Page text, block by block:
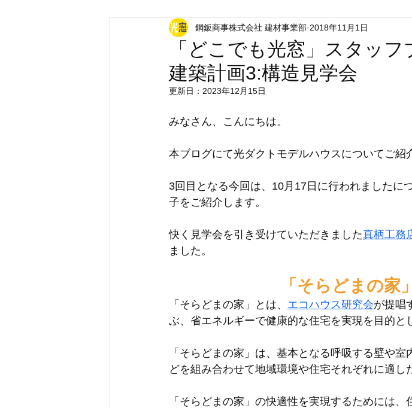
「どこでも光窓」スタッ
建築計画3:構造見学会
鋼鈑商事株式会社 建材事業部 2018年11月1日
更新日： 2023年12月15日
みなさん、こんにちは。
本ブログにて光ダクトモデルハウスについてご紹
3回目となる今回は、10月17日に行われましたに
子をご紹介します。
快く見学会を引き受けていただきました真柄工務
ました。
「そらどまの家
「そらどまの家」とは、 エコハウス研究会が提唱
ぶ、省エネルギーで健康的な住宅を実現を目的と
「そらどまの家」は、基本となる呼吸する壁や
どを組み合わせて地域環境や住宅それぞれに適し
「そらどまの家」の快適性を実現するためには、